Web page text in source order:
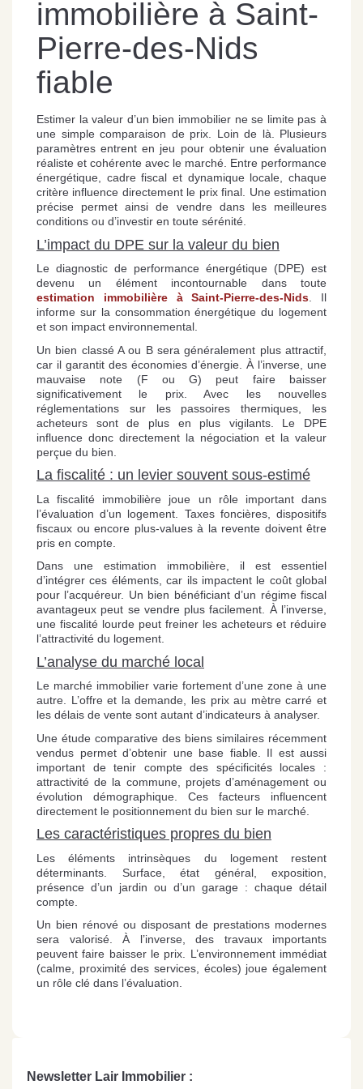
immobilière à Saint-
Pierre-des-Nids
fiable
Estimer la valeur d’un bien immobilier ne se limite pas à
une simple comparaison de prix. Loin de là. Plusieurs
paramètres entrent en jeu pour obtenir une évaluation
réaliste et cohérente avec le marché. Entre performance
énergétique, cadre fiscal et dynamique locale, chaque
critère influence directement le prix final. Une estimation
précise permet ainsi de vendre dans les meilleures
conditions ou d’investir en toute sérénité.
L’impact du DPE sur la valeur du bien
Le diagnostic de performance énergétique (DPE) est
devenu un élément incontournable dans toute
estimation immobilière à Saint-Pierre-des-Nids. Il
informe sur la consommation énergétique du logement
et son impact environnemental.
Un bien classé A ou B sera généralement plus attractif,
car il garantit des économies d’énergie. À l’inverse, une
mauvaise note (F ou G) peut faire baisser
significativement le prix. Avec les nouvelles
réglementations sur les passoires thermiques, les
acheteurs sont de plus en plus vigilants. Le DPE
influence donc directement la négociation et la valeur
perçue du bien.
La fiscalité : un levier souvent sous-estimé
La fiscalité immobilière joue un rôle important dans
l’évaluation d’un logement. Taxes foncières, dispositifs
fiscaux ou encore plus-values à la revente doivent être
pris en compte.
Dans une estimation immobilière, il est essentiel
d’intégrer ces éléments, car ils impactent le coût global
pour l’acquéreur. Un bien bénéficiant d’un régime fiscal
avantageux peut se vendre plus facilement. À l’inverse,
une fiscalité lourde peut freiner les acheteurs et réduire
l’attractivité du logement.
L’analyse du marché local
Le marché immobilier varie fortement d’une zone à une
autre. L’offre et la demande, les prix au mètre carré et
les délais de vente sont autant d’indicateurs à analyser.
Une étude comparative des biens similaires récemment
vendus permet d’obtenir une base fiable. Il est aussi
important de tenir compte des spécificités locales :
attractivité de la commune, projets d’aménagement ou
évolution démographique. Ces facteurs influencent
directement le positionnement du bien sur le marché.
Les caractéristiques propres du bien
Les éléments intrinsèques du logement restent
déterminants. Surface, état général, exposition,
présence d’un jardin ou d’un garage : chaque détail
compte.
Un bien rénové ou disposant de prestations modernes
sera valorisé. À l’inverse, des travaux importants
peuvent faire baisser le prix. L’environnement immédiat
(calme, proximité des services, écoles) joue également
un rôle clé dans l’évaluation.
Newsletter Lair Immobilier :